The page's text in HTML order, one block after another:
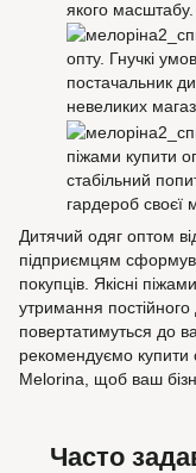
якого масштабу.
опту. Гнучкі
постачальник
невеликих
піжами купити
стабільний
гардероб своєї
Дитячий одяг оптом
підприємцям
покупців. Якісні
утримання
повертатимуться до
рекомендуємо купити
Melorina, щоб ваш
Часто